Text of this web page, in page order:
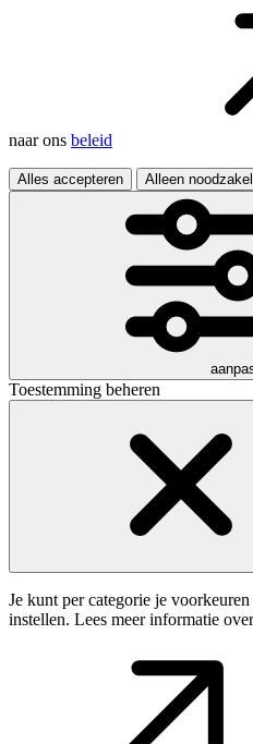
naar ons beleid
Alles accepteren Alleen
Toestemming beheren
Je kunt per categorie je
instellen. Lees meer informatie